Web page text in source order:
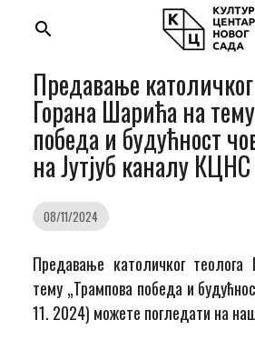
search
Предавање
Горана Шарића на
победа и будућност
на Jутјуб каналу КЦНС
08/11/2024
Предавање католичког
тему „Трампова победа и
11. 2024) можете погледати на